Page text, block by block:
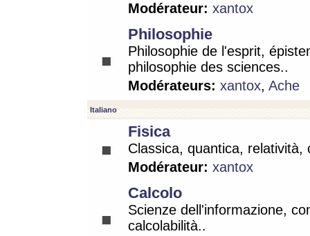
Modérateur: xantox
Philosophie
Philosophie de l'esprit,
philosophie des sciences..
Modérateurs: xantox, Ache
Italiano
Fisica
Classica, quantica, relatività,
Modérateur: xantox
Calcolo
Scienze dell'informazione,
calcolabilità..